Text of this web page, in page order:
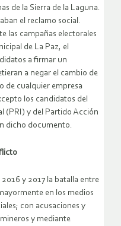
de la Sierra de la Laguna.
el reclamo social.
las campañas electorales
de La Paz, el
a firmar un
a negar el cambio de
de cualquier empresa
los candidatos del
(PRI) y del Partido Acción
dicho documento.
y 2017 la batalla entre
en los medios
con acusaciones y
y mediante